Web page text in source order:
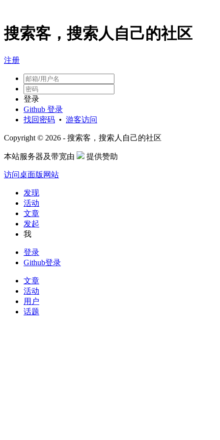
搜索客，搜索人自己的社区
注册
登录
Github 登录
找回密码 • 游客访问
Copyright © 2026 - 搜索客，搜索人自己的社区
本站服务器及带宽由 提供赞助
访问桌面版网站
发现
活动
文章
发起
我
登录
Github登录
文章
活动
用户
话题